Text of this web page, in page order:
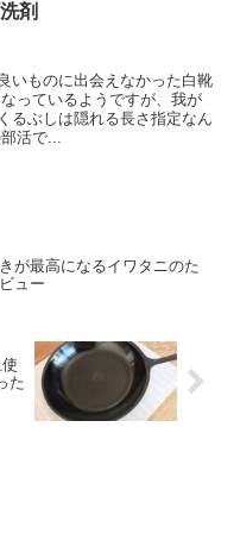
剤
いものに出会えなかった白靴
っているようですが、我が
るぶしは隠れる長さ指定なん
活で...
が最高になるイワタニのた
ュー
た